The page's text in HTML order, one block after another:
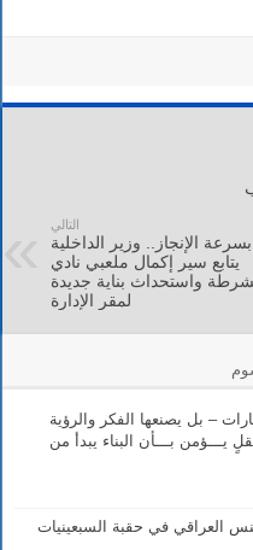
التالي
الإنجاز.. وزير الداخلية
يتابع سير إكمال ملعبي نادي
واستحداث بناية جديدة
لمقر الإدارة
– بل يصنعها الفكر والرؤية
بـــأن البناء يبدأ من
العراقي في حقبة السبعينيات